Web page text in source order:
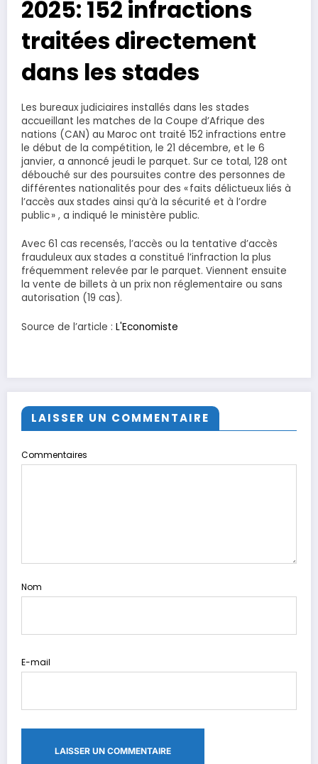
2025: 152 infractions
traitées directement
dans les stades
Les bureaux judiciaires installés dans les stades
accueillant les matches de la Coupe d’Afrique des
nations (CAN) au Maroc ont traité 152 infractions entre
le début de la compétition, le 21 décembre, et le 6
janvier, a annoncé jeudi le parquet. Sur ce total, 128 ont
débouché sur des poursuites contre des personnes de
différentes nationalités pour des « faits délictueux liés à
l’accès aux stades ainsi qu’à la sécurité et à l’ordre
public » , a indiqué le ministère public.
Avec 61 cas recensés, l’accès ou la tentative d’accès
frauduleux aux stades a constitué l’infraction la plus
fréquemment relevée par le parquet. Viennent ensuite
la vente de billets à un prix non réglementaire ou sans
autorisation (19 cas).
Source de l’article : L'Economiste
LAISSER UN COMMENTAIRE
Commentaires
Nom
E-mail